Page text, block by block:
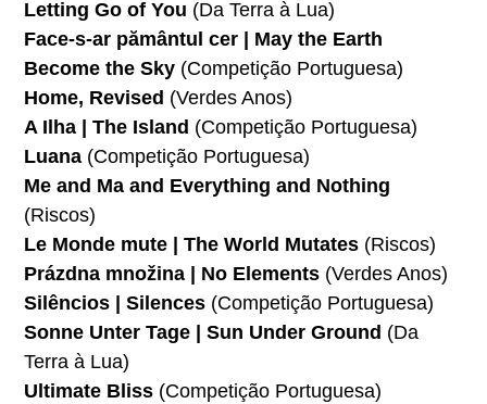
Letting Go of You (Da Terra à Lua)
Face-s-ar pământul cer | May the Earth
Become the Sky (Competição Portuguesa)
Home, Revised (Verdes Anos)
A Ilha | The Island (Competição Portuguesa)
Luana (Competição Portuguesa)
Me and Ma and Everything and Nothing
(Riscos)
Le Monde mute | The World Mutates (Riscos)
Prázdna množina | No Elements (Verdes Anos)
Silêncios | Silences (Competição Portuguesa)
Sonne Unter Tage | Sun Under Ground (Da
Terra à Lua)
Ultimate Bliss (Competição Portuguesa)